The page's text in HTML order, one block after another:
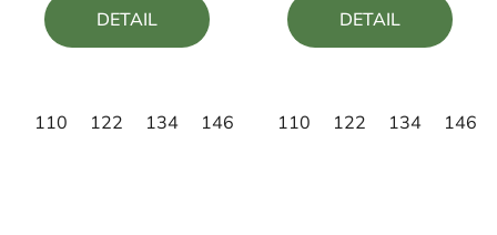
z
DETAIL
110 122 134 146 158
z
DETAIL
110 122 134 146